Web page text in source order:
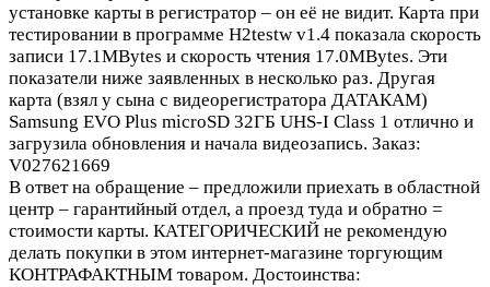
установке карты в регистратор – он её не видит. Карта при
тестировании в программе H2testw v1.4 показала скорость
записи 17.1MBytes и скорость чтения 17.0MBytes. Эти
показатели ниже заявленных в несколько раз. Другая
карта (взял у сына с видеорегистратора ДАТАКАМ)
Samsung EVO Plus microSD 32ГБ UHS-I Class 1 отлично и
загрузила обновления и начала видеозапись. Заказ:
V027621669
В ответ на обращение – предложили приехать в областной
центр – гарантийный отдел, а проезд туда и обратно =
стоимости карты. КАТЕГОРИЧЕСКИЙ не рекомендую
делать покупки в этом интернет-магазине торгующим
КОНТРАФАКТНЫМ товаром. Достоинства: